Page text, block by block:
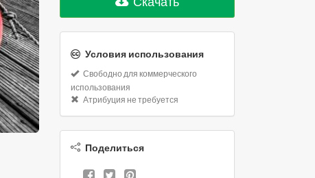
Условия использования
Свободно для коммерческого
использования
Атрибуция не требуется
Поделиться